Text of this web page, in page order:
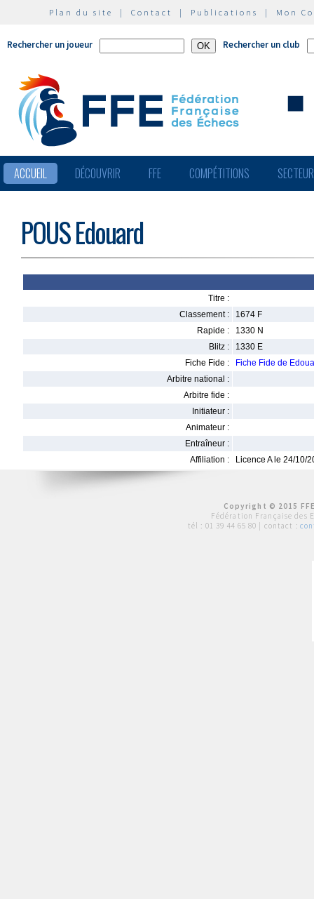
Plan du site | Contact | Publications | Mon
Rechercher un joueur Rechercher un club
ACCUEIL DÉCOUVRIR FFE COMPÉTITIONS
POUS Edouard
Titre :
Classement :
1674 F
Rapide :
1330 N
Blitz :
1330 E
Fiche Fide :
Fiche Fide de
Arbitre national :
Arbitre fide :
Initiateur :
Animateur :
Entraîneur :
Affiliation :
Licence A le 24/10/
Copyright © 2015
Fédération Française des
tél : 01 39 44 65 80 | contact :